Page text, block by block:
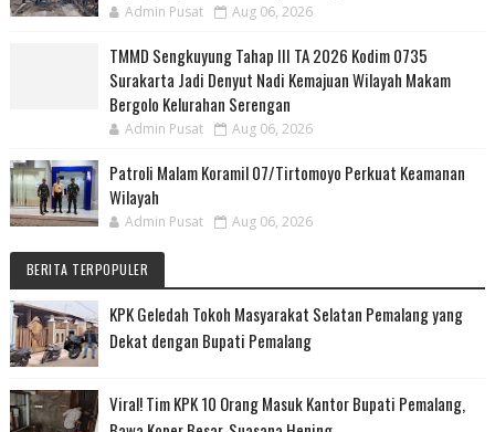
Admin Pusat Aug 06, 2026
TMMD Sengkuyung Tahap III TA 2026 Kodim 0735
Surakarta Jadi Denyut Nadi Kemajuan Wilayah Makam
Bergolo Kelurahan Serengan
Admin Pusat Aug 06, 2026
Patroli Malam Koramil 07/Tirtomoyo Perkuat Keamanan
Wilayah
Admin Pusat Aug 06, 2026
BERITA TERPOPULER
KPK Geledah Tokoh Masyarakat Selatan Pemalang yang
Dekat dengan Bupati Pemalang
Viral! Tim KPK 10 Orang Masuk Kantor Bupati Pemalang,